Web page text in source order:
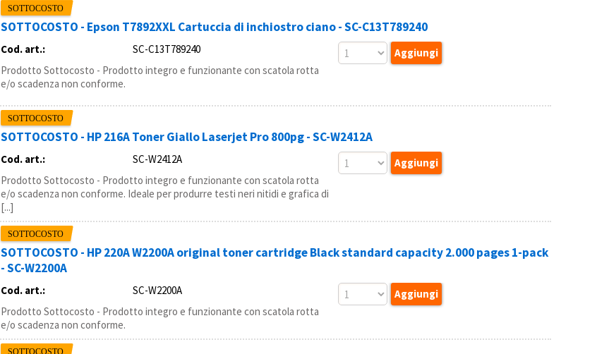
SOTTOCOSTO - Epson T7892XXL Cartuccia di inchiostro ciano - SC-C13T789240
Cod. art.:
SC-C13T789240
Prodotto Sottocosto - Prodotto integro e funzionante con scatola rotta
e/o scadenza non conforme.
SOTTOCOSTO - HP 216A Toner Giallo Laserjet Pro 800pg - SC-W2412A
Cod. art.:
SC-W2412A
Prodotto Sottocosto - Prodotto integro e funzionante con scatola rotta
e/o scadenza non conforme. Ideale per produrre testi neri nitidi e grafica di
[...]
SOTTOCOSTO - HP 220A W2200A original toner cartridge Black standard capacity 2.000 pages 1-pack
- SC-W2200A
Cod. art.:
SC-W2200A
Prodotto Sottocosto - Prodotto integro e funzionante con scatola rotta
e/o scadenza non conforme.